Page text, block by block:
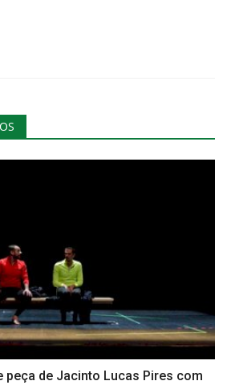
peça de Jacinto Lucas Pires com